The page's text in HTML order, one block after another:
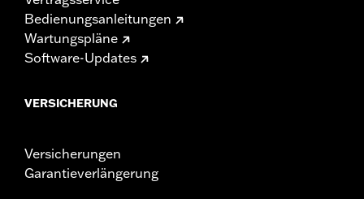
Bedienungsanleitungen
Wartungspläne
Software-Updates
VERSICHERUNG
Versicherungen
Garantieverlängerung